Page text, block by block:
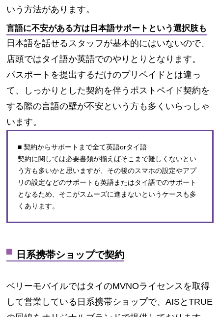
いう方法があります。
言語に不安がある方は日本語サポートという選択肢も
日本語を話せるスタッフが基本的にはいないので、
店頭ではタイ語か英語でのやりとりとなります。
パスポートを提出するだけのプリペイドとは違っ
て、しっかりとした契約を伴うポストペイド契約を
する際の言語の壁が不安という方も多くいらっしゃ
います。
■ 契約からサポートまで全て英語orタイ語
契約に関しては必要書類が揃えばそこまで難しくないとい
う方も多いかと思いますが、その後のスマホの設定やアプ
リの設定などのサポートも英語またはタイ語でのサポート
となるため、そこがスムーズに進まないというケースも多
くあります。
日系携帯ショップで契約
ベリーモバイルではタイのMVNOライセンスを取得
して営業している日系携帯ショップで、AISとTRUE